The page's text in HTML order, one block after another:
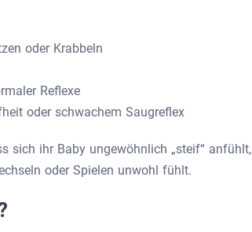
oder Krabbeln
Reflexe
oder schwachem Saugreflex
sich ihr Baby ungewöhnlich „steif“ anfühlt,
oder Spielen unwohl fühlt.